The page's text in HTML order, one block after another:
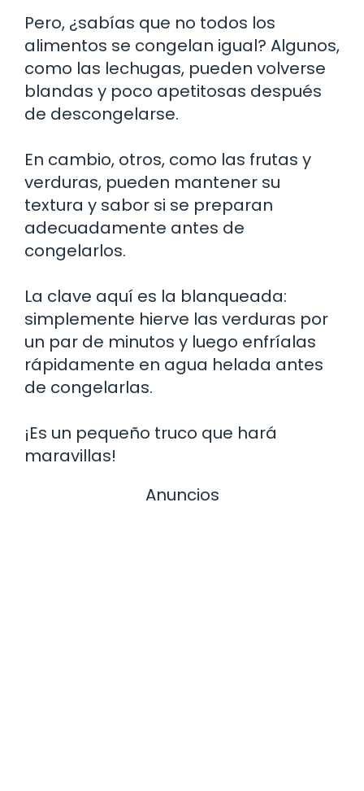
Pero, ¿sabías que no todos los
alimentos se congelan igual? Algunos,
como las lechugas, pueden volverse
blandas y poco apetitosas después
de descongelarse.
En cambio, otros, como las frutas y
verduras, pueden mantener su
textura y sabor si se preparan
adecuadamente antes de
congelarlos.
La clave aquí es la blanqueada:
simplemente hierve las verduras por
un par de minutos y luego enfríalas
rápidamente en agua helada antes
de congelarlas.
¡Es un pequeño truco que hará
maravillas!
Anuncios